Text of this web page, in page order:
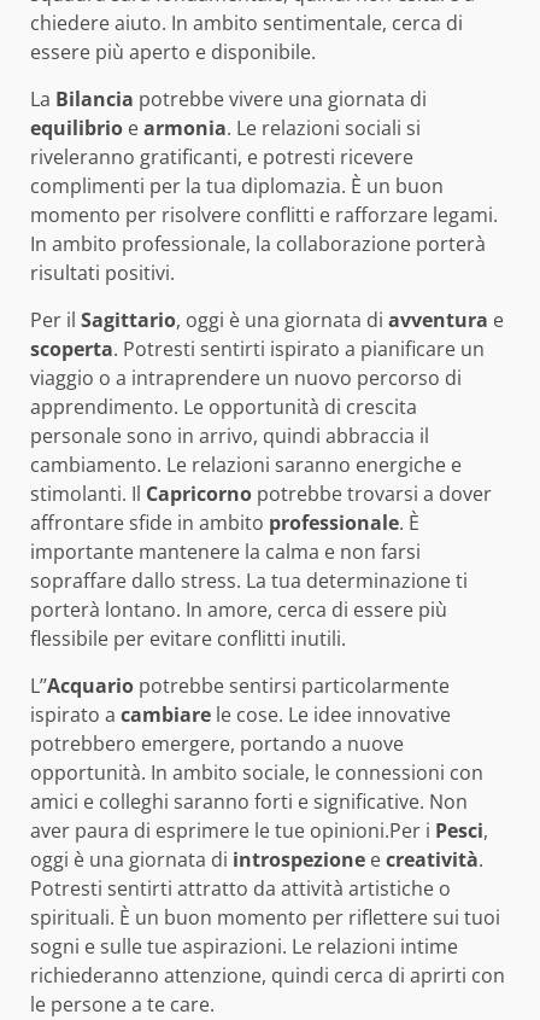
chiedere aiuto. In ambito sentimentale, cerca di
essere più aperto e disponibile.
La Bilancia potrebbe vivere una giornata di
equilibrio earmonia. Le relazioni sociali si
riveleranno gratificanti, e potresti ricevere
complimenti per la tua diplomazia. È un buon
momento per risolvere conflitti e rafforzare legami.
In ambito professionale, la collaborazione porterà
risultati positivi.
Per il Sagittario, oggi è una giornata di avventura e
scoperta. Potresti sentirti ispirato a pianificare un
viaggio o a intraprendere un nuovo percorso di
apprendimento. Le opportunità di crescita
personale sono in arrivo, quindi abbraccia il
cambiamento. Le relazioni saranno energiche e
stimolanti. Il Capricorno potrebbe trovarsi a dover
affrontare sfide in ambito professionale. È
importante mantenere la calma e non farsi
sopraffare dallo stress. La tua determinazione ti
porterà lontano. In amore, cerca di essere più
flessibile per evitare conflitti inutili.
L’’Acquario potrebbe sentirsi particolarmente
ispirato a cambiare le cose. Le idee innovative
potrebbero emergere, portando a nuove
opportunità. In ambito sociale, le connessioni con
amici e colleghi saranno forti e significative. Non
aver paura di esprimere le tue opinioni.Per i Pesci,
oggi è una giornata di introspezione ecreatività.
Potresti sentirti attratto da attività artistiche o
spirituali. È un buon momento per riflettere sui tuoi
sogni e sulle tue aspirazioni. Le relazioni intime
richiederanno attenzione, quindi cerca di aprirti con
le persone a te care.